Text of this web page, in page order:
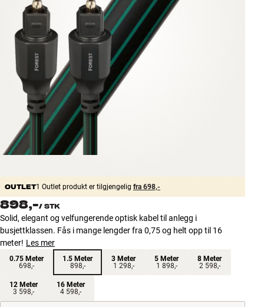
Tilbehør
INSPIRASJON
MERKER
NYHETER
TILBUD
Logg inn
Kundeservice
Bygg med lyd
OUTLET1 Outlet produkt er tilgjengelig fra 698,-
898,-/ STK
Solid, elegant og velfungerende optisk kabel til anlegg i
busjettklassen. Fås i mange lengder fra 0,75 og helt opp til 16
meter! Les mer
0.75 Meter
698,-
1.5 Meter
898,-
3 Meter
1 298,-
5 Meter
1 898,-
8 Meter
2 598,-
12 Meter
3 598,-
16 Meter
4 598,-